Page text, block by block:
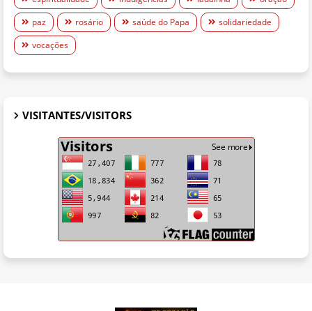
paz
rosário saúde do Papa
solidariedade
vocações
VISITANTES/VISITORS